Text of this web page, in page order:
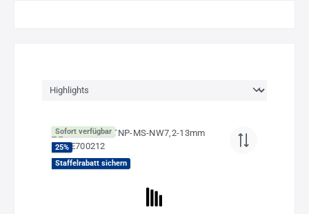
Sofort verfügbar
25%
Staffelrabatt sichern